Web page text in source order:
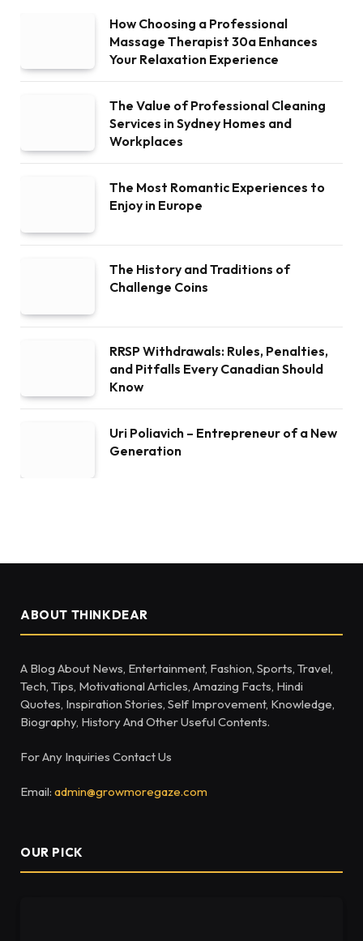
How Choosing a Professional
Massage Therapist 30a Enhances
Your Relaxation Experience
The Value of Professional Cleaning
Services in Sydney Homes and
Workplaces
The Most Romantic Experiences to
Enjoy in Europe
The History and Traditions of
Challenge Coins
RRSP Withdrawals: Rules, Penalties,
and Pitfalls Every Canadian Should
Know
Uri Poliavich – Entrepreneur of a New
Generation
ABOUT THINKDEAR
A Blog About News, Entertainment, Fashion, Sports, Travel,
Tech, Tips, Motivational Articles, Amazing Facts, Hindi
Quotes, Inspiration Stories, Self Improvement, Knowledge,
Biography, History And Other Useful Contents.
For Any Inquiries Contact Us
Email: admin@growmoregaze.com
OUR PICK